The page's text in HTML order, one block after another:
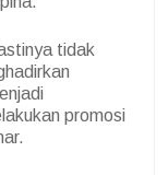
tidak
promosi